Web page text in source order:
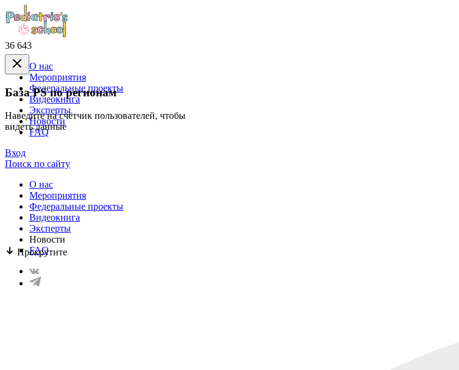
36 643
База PS по регионам
Наведите на счётчик пользователей, чтобы
видеть данные
Прокрутите
О нас
Mероприятия
Федеральные проекты
Видеокнига
Эксперты
Новости
FAQ
Вход
Поиск по сайту
О нас
Mероприятия
Федеральные проекты
Видеокнига
Эксперты
Новости
FAQ